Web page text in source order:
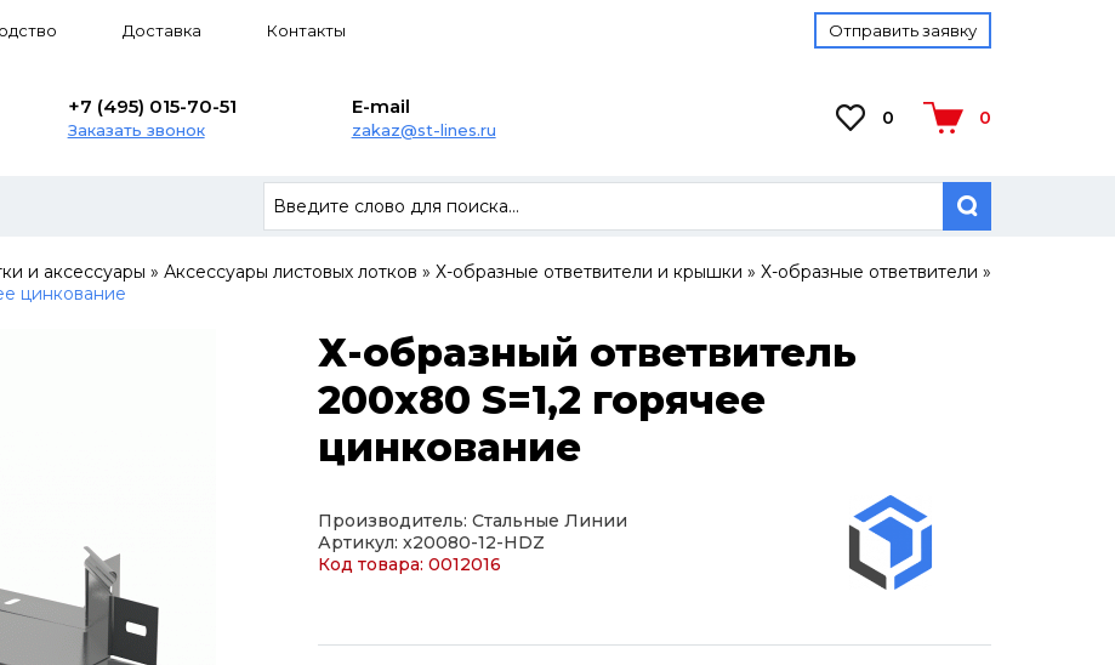
Доставка Контакты Отправить заявку
+7 (495) 015-70-51
Заказать звонок
E-mail
zakaz@st-lines.ru
0 0
и аксессуары » Аксессуары листовых лотков » Х-образные ответвители и крышки » Х-образные ответвители »
цинкование
Х-образный ответвитель
200х80 S=1,2 горячее
цинкование
Производитель: Стальные Линии
Артикул: x20080-12-HDZ
Код товара: 0012016